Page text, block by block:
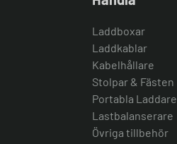
Laddboxar
Laddkablar
Kabelhållare
Stolpar & Fästen
Portabla Laddare
Lastbalanserare
Övriga tillbehör